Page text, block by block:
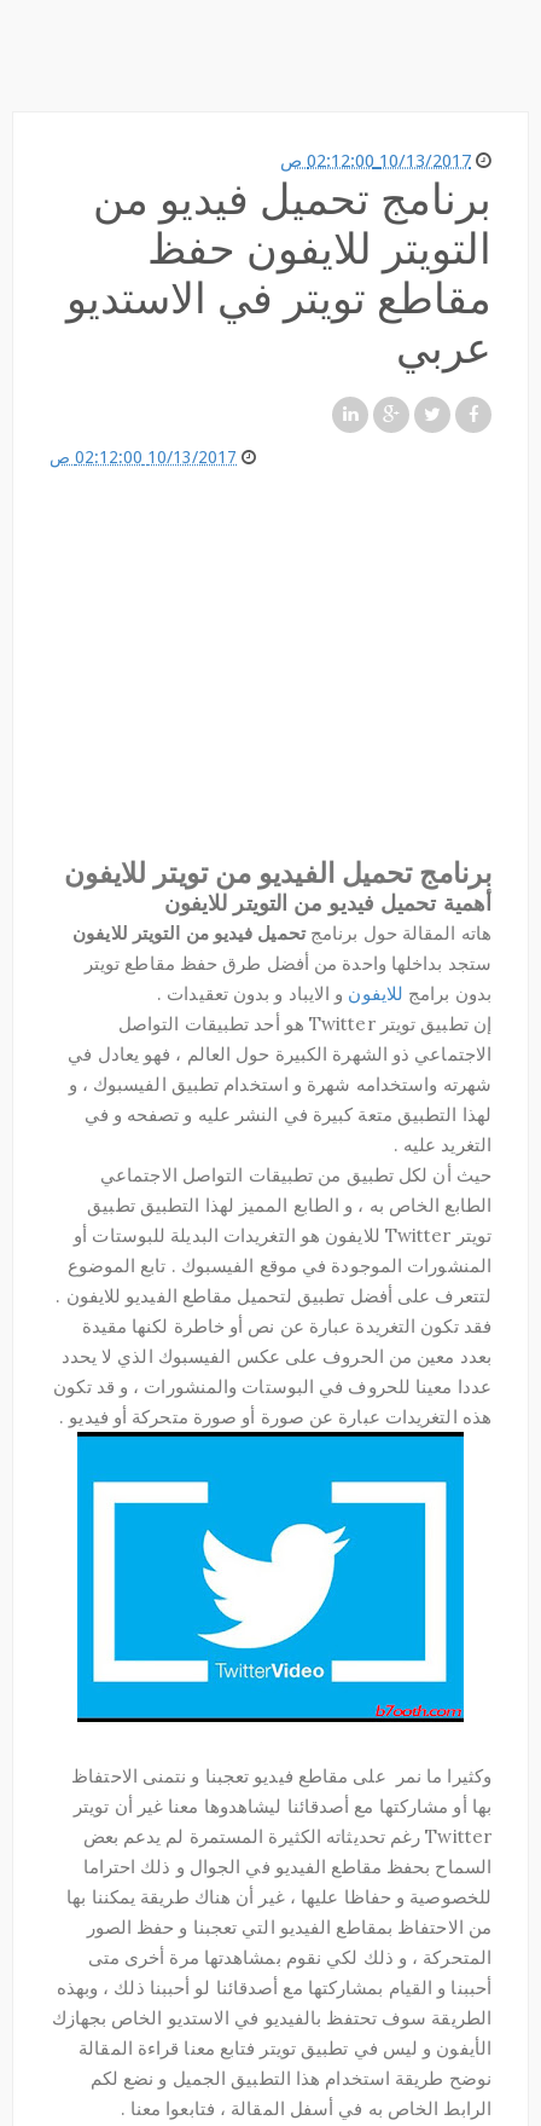
10/13/2017 02:12:00 ص
برنامج تحميل فيديو من
التويتر للايفون حفظ
مقاطع تويتر في الاستديو
عربي
10/13/2017 02:12:00 ص
برنامج تحميل الفيديو من تويتر للايفون
أهمية تحميل فيديو من التويتر للايفون
هاته المقالة حول برنامج تحميل فيديو من التويتر للايفون
ستجد بداخلها واحدة من أفضل طرق حفظ مقاطع تويتر
بدون برامج للايفون و الايباد و بدون تعقيدات .
إن تطبيق تويتر Twitter هو أحد تطبيقات التواصل
الاجتماعي ذو الشهرة الكبيرة حول العالم ، فهو يعادل في
شهرته واستخدامه شهرة و استخدام تطبيق الفيسبوك ، و
لهذا التطبيق متعة كبيرة في النشر عليه و تصفحه و في
التغريد عليه .
حيث أن لكل تطبيق من تطبيقات التواصل الاجتماعي
الطابع الخاص به ، و الطابع المميز لهذا التطبيق تطبيق
تويتر Twitter للايفون هو التغريدات البديلة للبوستات أو
المنشورات الموجودة في موقع الفيسبوك . تابع الموضوع
لتتعرف على أفضل تطبيق لتحميل مقاطع الفيديو للايفون .
فقد تكون التغريدة عبارة عن نص أو خاطرة لكنها مقيدة
بعدد معين من الحروف على عكس الفيسبوك الذي لا يحدد
عددا معينا للحروف في البوستات والمنشورات ، و قد تكون
هذه التغريدات عبارة عن صورة أو صورة متحركة أو فيديو .
وكثيرا ما نمر على مقاطع فيديو تعجبنا و نتمنى الاحتفاظ
بها أو مشاركتها مع أصدقائنا ليشاهدوها معنا غير أن تويتر
Twitter رغم تحديثاته الكثيرة المستمرة لم يدعم بعض
السماح بحفظ مقاطع الفيديو في الجوال و ذلك احتراما
للخصوصية و حفاظا عليها ، غير أن هناك طريقة يمكننا بها
من الاحتفاظ بمقاطع الفيديو التي تعجبنا و حفظ الصور
المتحركة ، و ذلك لكي نقوم بمشاهدتها مرة أخرى متى
أحببنا و القيام بمشاركتها مع أصدقائنا لو أحببنا ذلك ، وبهذه
الطريقة سوف تحتفظ بالفيديو في الاستديو الخاص بجهازك
الأيفون و ليس في تطبيق تويتر فتابع معنا قراءة المقالة
نوضح طريقة استخدام هذا التطبيق الجميل و نضع لكم
الرابط الخاص به في أسفل المقالة ، فتابعوا معنا .